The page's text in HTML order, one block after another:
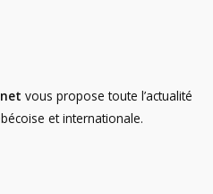
vous propose toute l’actualité
et internationale.